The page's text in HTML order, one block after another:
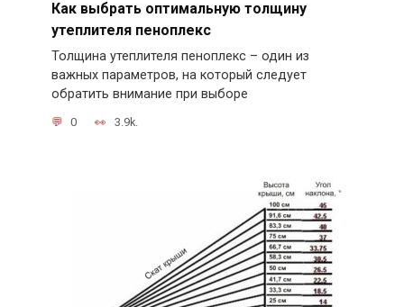
Как выбрать оптимальную толщину
утеплителя пеноплекс
Толщина утеплителя пеноплекс – один из
важных параметров, на который следует
обратить внимание при выборе
0 3.9k.